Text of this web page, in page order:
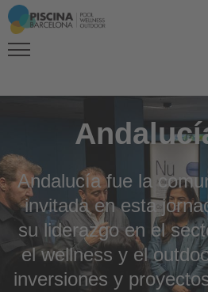
Andalucía fue la
invitada en esta
su liderazgo en el
el wellness y el
inversiones y